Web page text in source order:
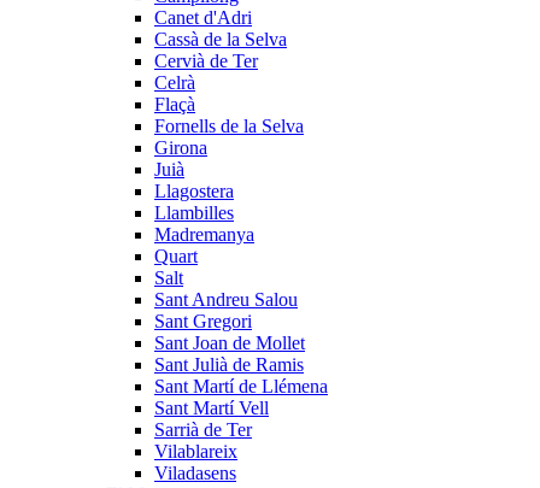
Canet d'Adri
Cassà de la Selva
Cervià de Ter
Celrà
Flaçà
Fornells de la Selva
Girona
Juià
Llagostera
Llambilles
Madremanya
Quart
Salt
Sant Andreu Salou
Sant Gregori
Sant Joan de Mollet
Sant Julià de Ramis
Sant Martí de Llémena
Sant Martí Vell
Sarrià de Ter
Vilablareix
Viladasens